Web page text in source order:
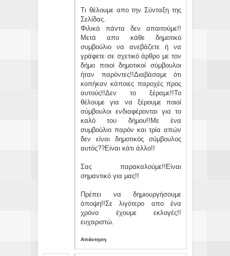
Τι θέλουμε απο την Σύνταξη της
Σελίδας.
Φιλικά πάντα δεν απαιτούμε!!
Μετά απο κάθε δημοτικό
συμβούλιο να ανεβάζετε ή να
γράφετε σε σχετικό άρθρο με τον
δήμο ποιοί δημοτικοί σύμβουλοι
ήταν παρόντες!!Διαβάσαμε ότι
κοπήκαν κάποιες παροχές προς
αυτούς!!Δεν το ξέραμε!!Το
θέλουμε για να ξέρουμε ποιοί
σύμβουλοι ενδιαφέρονται για το
καλό του δήμου!!Με ένα
συμβούλιο παρόν και τρία απών
δεν είναι δημοτικός σύμβουλος
αυτός??Είναι κάτι άλλο!!
Σας παρακαλούμε!!Είναι
σημαντικό για μας!!
Πρέπει να δημιουργήσουμε
άποψη!!Σε λιγότερο απο ένα
χρόνο έχουμε εκλογές!!
ευχαριστώ.
Απάντηση